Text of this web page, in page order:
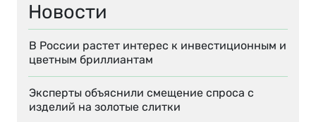
Новости
В России растет интерес к инвестиционным и
цветным бриллиантам
Эксперты объяснили смещение спроса с
изделий на золотые слитки